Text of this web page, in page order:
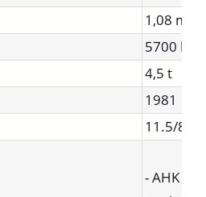
1,08 m
5700 kg
4,5 t
1981
11.5/80-
- AHK